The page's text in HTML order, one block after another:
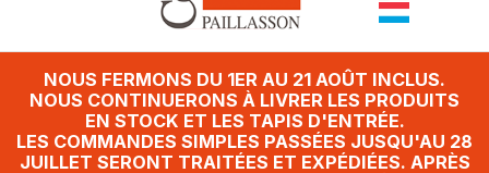
NOUS FERMONS DU 1ER AU 21 AOÛT INCLUS.
NOUS CONTINUERONS À LIVRER LES PRODUITS
EN STOCK ET LES TAPIS D'ENTRÉE.
LES COMMANDES SIMPLES PASSÉES JUSQU'AU 28
JUILLET SERONT TRAITÉES ET EXPÉDIÉES. APRÈS